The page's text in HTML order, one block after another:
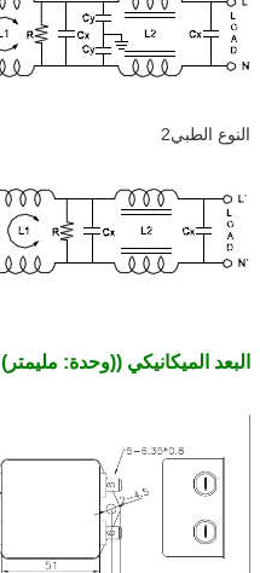
النوع الطبي2
البعد الميكانيكي ((وحدة: مليمتر)